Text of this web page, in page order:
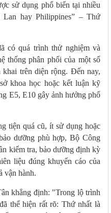
sử dụng phổ biến tại nhiều
hay Philippines” – Thứ
có quá trình thử nghiệm và
thống phân phối của một số
trên diện rộng. Đến nay,
khoa học hoặc kết luận kỹ
E5, E10 gây ảnh hưởng phổ
tiện quá cũ, ít sử dụng hoặc
dưỡng phù hợp, Bộ Công
kiểm tra, bảo dưỡng định kỳ
liệu đúng khuyến cáo của
vận hành.
khẳng định: "Trong lộ trình
thể hiện rất rõ: Thứ nhất là